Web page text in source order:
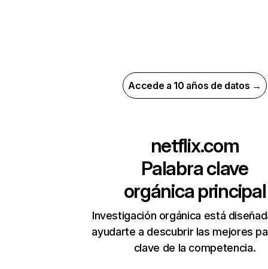
Accede a 10 años de datos →
netflix.com
Palabra clave
orgánica principal
Investigación orgánica está
ayudarte a descubrir las mejores
clave de la competencia.